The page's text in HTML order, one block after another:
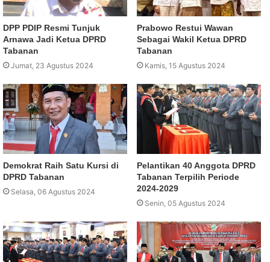
DPP PDIP Resmi Tunjuk
Arnawa Jadi Ketua DPRD
Tabanan
Jumat, 23 Agustus 2024
Prabowo Restui Wawan
Sebagai Wakil Ketua DPRD
Tabanan
Kamis, 15 Agustus 2024
Demokrat Raih Satu Kursi di
DPRD Tabanan
Selasa, 06 Agustus 2024
Pelantikan 40 Anggota DPRD
Tabanan Terpilih Periode
2024-2029
Senin, 05 Agustus 2024